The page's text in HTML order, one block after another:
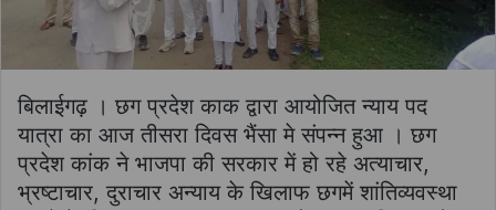
बिलाईगढ़ । छग प्रदेश काक द्वारा आयोजित न्याय पद
यात्रा का आज तीसरा दिवस भैंसा मे संपन्न हुआ । छग
प्रदेश कांक ने भाजपा की सरकार में हो रहे अत्याचार,
भ्रष्टाचार, दुराचार अन्याय के खिलाफ छगमें शांतिव्यवस्था